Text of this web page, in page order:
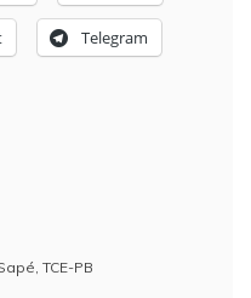
Telegram
, TCE-PB